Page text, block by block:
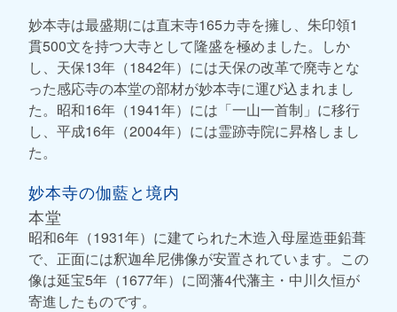
妙本寺は最盛期には直末寺165カ寺を擁し、朱印領1
貫500文を持つ大寺として隆盛を極めました。しか
し、天保13年（1842年）には天保の改革で廃寺とな
った感応寺の本堂の部材が妙本寺に運び込まれまし
た。昭和16年（1941年）には「一山一首制」に移行
し、平成16年（2004年）には霊跡寺院に昇格しまし
た。
妙本寺の伽藍と境内
本堂
昭和6年（1931年）に建てられた木造入母屋造亜鉛葺
で、正面には釈迦牟尼佛像が安置されています。この
像は延宝5年（1677年）に岡藩4代藩主・中川久恒が
寄進したものです。